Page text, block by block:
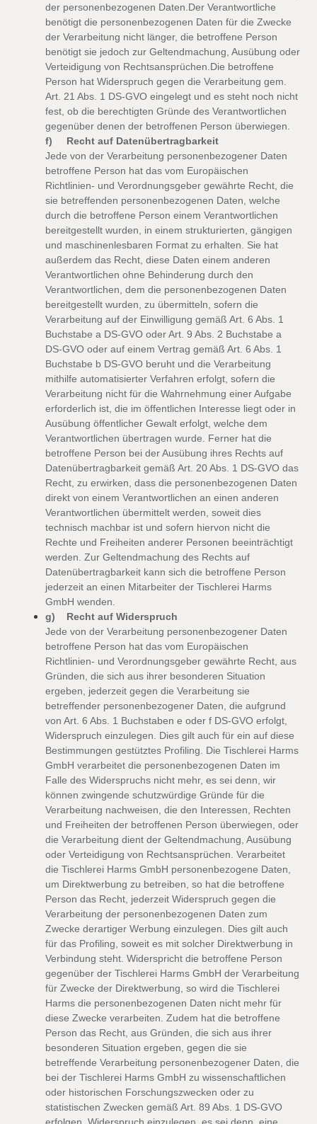
der personenbezogenen Daten. Der Verantwortliche
benötigt die personenbezogenen Daten für die Zwecke
der Verarbeitung nicht länger, die betroffene Person
benötigt sie jedoch zur Geltendmachung, Ausübung oder
Verteidigung von Rechtsansprüchen. Die betroffene
Person hat Widerspruch gegen die Verarbeitung gem.
Art. 21 Abs. 1 DS-GVO eingelegt und es steht noch nicht
fest, ob die berechtigten Gründe des Verantwortlichen
gegenüber denen der betroffenen Person überwiegen.
f) Recht auf Datenübertragbarkeit
Jede von der Verarbeitung personenbezogener Daten
betroffene Person hat das vom Europäischen
Richtlinien- und Verordnungsgeber gewährte Recht, die
sie betreffenden personenbezogenen Daten, welche
durch die betroffene Person einem Verantwortlichen
bereitgestellt wurden, in einem strukturierten, gängigen
und maschinenlesbaren Format zu erhalten. Sie hat
außerdem das Recht, diese Daten einem anderen
Verantwortlichen ohne Behinderung durch den
Verantwortlichen, dem die personenbezogenen Daten
bereitgestellt wurden, zu übermitteln, sofern die
Verarbeitung auf der Einwilligung gemäß Art. 6 Abs. 1
Buchstabe a DS-GVO oder Art. 9 Abs. 2 Buchstabe a
DS-GVO oder auf einem Vertrag gemäß Art. 6 Abs. 1
Buchstabe b DS-GVO beruht und die Verarbeitung
mithilfe automatisierter Verfahren erfolgt, sofern die
Verarbeitung nicht für die Wahrnehmung einer Aufgabe
erforderlich ist, die im öffentlichen Interesse liegt oder in
Ausübung öffentlicher Gewalt erfolgt, welche dem
Verantwortlichen übertragen wurde. Ferner hat die
betroffene Person bei der Ausübung ihres Rechts auf
Datenübertragbarkeit gemäß Art. 20 Abs. 1 DS-GVO das
Recht, zu erwirken, dass die personenbezogenen Daten
direkt von einem Verantwortlichen an einen anderen
Verantwortlichen übermittelt werden, soweit dies
technisch machbar ist und sofern hiervon nicht die
Rechte und Freiheiten anderer Personen beeinträchtigt
werden. Zur Geltendmachung des Rechts auf
Datenübertragbarkeit kann sich die betroffene Person
jederzeit an einen Mitarbeiter der Tischlerei Harms
GmbH wenden.
g) Recht auf Widerspruch
Jede von der Verarbeitung personenbezogener Daten
betroffene Person hat das vom Europäischen
Richtlinien- und Verordnungsgeber gewährte Recht, aus
Gründen, die sich aus ihrer besonderen Situation
ergeben, jederzeit gegen die Verarbeitung sie
betreffender personenbezogener Daten, die aufgrund
von Art. 6 Abs. 1 Buchstaben e oder f DS-GVO erfolgt,
Widerspruch einzulegen. Dies gilt auch für ein auf diese
Bestimmungen gestütztes Profiling. Die Tischlerei Harms
GmbH verarbeitet die personenbezogenen Daten im
Falle des Widerspruchs nicht mehr, es sei denn, wir
können zwingende schutzwürdige Gründe für die
Verarbeitung nachweisen, die den Interessen, Rechten
und Freiheiten der betroffenen Person überwiegen, oder
die Verarbeitung dient der Geltendmachung, Ausübung
oder Verteidigung von Rechtsansprüchen. Verarbeitet
die Tischlerei Harms GmbH personenbezogene Daten,
um Direktwerbung zu betreiben, so hat die betroffene
Person das Recht, jederzeit Widerspruch gegen die
Verarbeitung der personenbezogenen Daten zum
Zwecke derartiger Werbung einzulegen. Dies gilt auch
für das Profiling, soweit es mit solcher Direktwerbung in
Verbindung steht. Widerspricht die betroffene Person
gegenüber der Tischlerei Harms GmbH der Verarbeitung
für Zwecke der Direktwerbung, so wird die Tischlerei
Harms die personenbezogenen Daten nicht mehr für
diese Zwecke verarbeiten. Zudem hat die betroffene
Person das Recht, aus Gründen, die sich aus ihrer
besonderen Situation ergeben, gegen die sie
betreffende Verarbeitung personenbezogener Daten, die
bei der Tischlerei Harms GmbH zu wissenschaftlichen
oder historischen Forschungszwecken oder zu
statistischen Zwecken gemäß Art. 89 Abs. 1 DS-GVO
erfolgen, Widerspruch einzulegen, es sei denn, eine